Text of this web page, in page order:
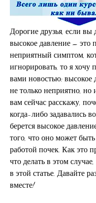
Дорогие друзья, если вы
высокое давление – это
неприятный симптом,
игнорировать, то я хочу
вами новостью: высокое
не только неприятно, но
вам сейчас расскажу,
когда-либо задавались
берется высокое
того, что оно может быть
работой почек. Как это
что делать в этом
в этой статье. Давайте
вместе!